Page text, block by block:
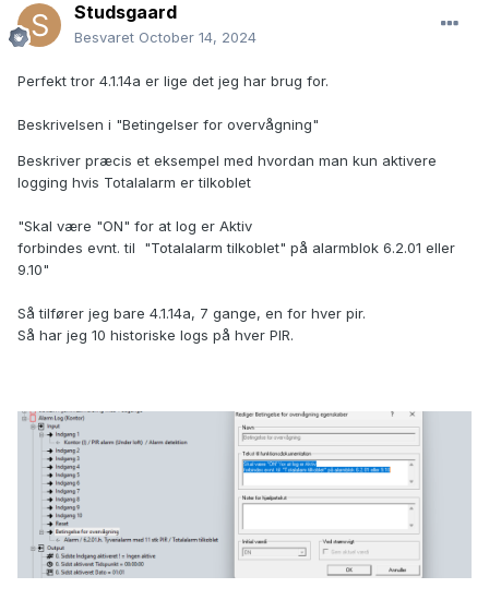
Studsgaard
Besvaret October 14, 2024
Perfekt tror 4.1.14a er lige det jeg har brug for.
Beskrivelsen i "Betingelser for overvågning"
Beskriver præcis et eksempel med hvordan man kun aktivere
logging hvis Totalalarm er tilkoblet
"Skal være "ON" for at log er Aktiv
forbindes evnt. til "Totalalarm tilkoblet" på alarmblok 6.2.01 eller
9.10"
Så tilfører jeg bare 4.1.14a, 7 gange, en for hver pir.
Så har jeg 10 historiske logs på hver PIR.